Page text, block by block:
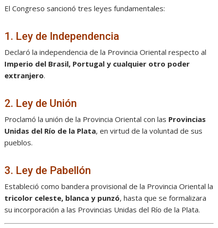
El Congreso sancionó tres leyes fundamentales:
1. Ley de Independencia
Declaró la independencia de la Provincia Oriental respecto al
Imperio del Brasil, Portugal y cualquier otro poder
extranjero.
2. Ley de Unión
Proclamó la unión de la Provincia Oriental con las Provincias
Unidas del Río de la Plata, en virtud de la voluntad de sus
pueblos.
3. Ley de Pabellón
Estableció como bandera provisional de la Provincia Oriental la
tricolor celeste, blanca y punzó, hasta que se formalizara
su incorporación a las Provincias Unidas del Río de la Plata.